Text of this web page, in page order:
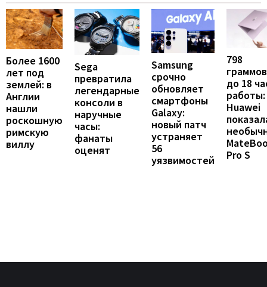
Более 1600
лет под
землей: в
Англии
нашли
роскошную
римскую
виллу
Sega
превратила
легендарные
консоли в
наручные
часы:
фанаты
оценят
Samsung
срочно
обновляет
смартфоны
Galaxy:
новый патч
устраняет
56
уязвимостей
798
до 18
работы:
Huawei
Pro S